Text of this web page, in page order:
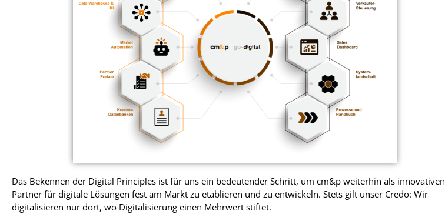
Das Bekennen der Digital Principles ist für uns ein bedeutender Schritt, um cm&p weiterhin als innovativen
Partner für digitale Lösungen fest am Markt zu etablieren und zu entwickeln. Stets gilt unser Credo: Wir
digitalisieren nur dort, wo Digitalisierung einen Mehrwert stiftet.